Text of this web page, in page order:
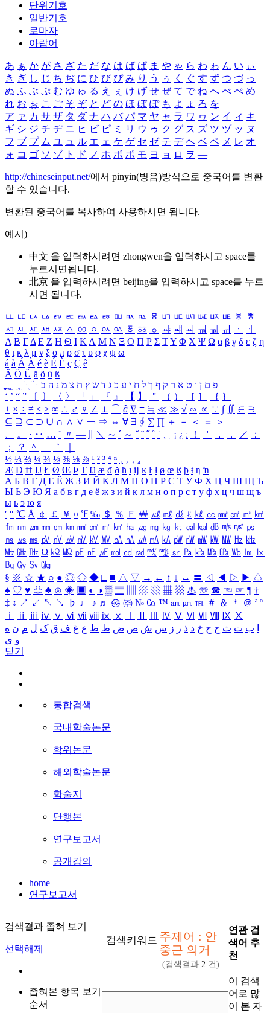
단위기호
일반기호
로마자
아랍어
あ ぁ か が さ ざ た だ な は ば ぱ ま や ゃ ら わ ゎ ん い ぃ
き ぎ し じ ち ぢ に ひ び ぴ み り う ぅ く ぐ す ず つ づ っ
ぬ ふ ぶ ぷ む ゆ ゅ る え ぇ け げ せ ぜ て で ね へ べ ぺ め
れ お ぉ こ ご そ ぞ と ど の ほ ぼ ぽ も よ ょ ろ を
ア ァ カ サ ザ タ ダ ナ ハ バ パ マ ヤ ャ ラ ワ ヮ ン イ ィ キ
ギ シ ジ チ ヂ ニ ヒ ビ ピ ミ リ ウ ゥ ク グ ス ズ ツ ヅ ッ ヌ
フ ブ プ ム ユ ュ ル エ ェ ケ ゲ セ ゼ テ デ ヘ ベ ペ メ レ オ
ォ コ ゴ ソ ゾ ト ド ノ ホ ボ ポ モ ヨ ョ ロ ヲ ―
http://chineseinput.net/에서 pinyin(병음)방식으로 중국어를 변환
할 수 있습니다.
변환된 중국어를 복사하여 사용하시면 됩니다.
예시)
中文 을 입력하시려면 zhongwen을 입력하시고 space를
누르시면됩니다.
北京 을 입력하시려면 beijing을 입력하시고 space를 누르
시면 됩니다.
ㅥ ㅦ ㅧ ㅨ ㅩ ㅪ ㅫ ㅬ ㅭ ㅮ ㅯ ㅰ ㅱ ㅲ ㅳ ㅴ ㅵ ㅶ ㅷ ㅸ
ㅹ
ㅺ ㅻ ㅼ ㅽ ㅾ ㅿ ㆀ ㆁ ㆂ ㆃ ㆄ ㆅ ㆆ ㆇ ㆈ ㆉ ㆊ ㆋ ㆌ ㆍ
ㆎ
Α Β ΓΔ Ε Ζ Η Θ Ι ΚΛ Μ Ν Ξ Ο Π Ρ Σ ΤΥ Φ Χ Ψ Ω α β γ δ ε ζ η
θ ι κ λ μ ν ξ ο π ρ σ τ υ φ χ ψ ω
á à Á À é è É È ç Ç ê
Ä Ö Ü ä ö ü ß
ִֶֹ ֻּ ׁׂ פ ם ן ו ט א ר ק ף ך ל ח י ע כ ג ד ש ץ ת צ מ נ ה ב
‘ ’ “ ” 〔 〕 〈 〉 「 」 『 』 【 】 ＂ （ ） ［ ］ ｛ ｝
± × ÷ ≠ ≤ ≥ ∞ ∴ ♂ ♀ ∠ ⊥ ⌒ ∂ ∇ ≡ ≒ ≪ ≫ √ ∽ ∝ ∵ ∫ ∬ ∈ ∋
⊆ ⊇ ⊂ ⊃ ∪ ∩ ∧ ∨ ￢ ⇒ ⇔ ∀ ∃ ∮ ∑ ∏ ＋ － ＜ ＝
＞
、
。 · ‥ … ¨ 〃 ― ＼ ∼ ´ ～ ˇ ˘ ˝ ˚ ˙ ¸ ¡ ¿ ː ！ ＇ ， ． ／
：
；
？ ＾ ｀
½ ⅓ ⅔ ¼ ¾ ⅛ ⅜ ⅝ ⅞ ¹ ² ³ ⁴ ⁿ ₁ ₂ ₃ ₄
Æ Ð Ħ Ĳ Ł Ø Œ Þ Ŧ Ŋ æ đ ð ħ ı ĳ ĸ ŀ ł ø œ ß þ ŧ ŋ ŉ
А Б В Г Д Е Ё Ж З И Й К Л М Н О П Р С Т У Ф Х Ц Ч Ш Щ Ъ
Ы Ь Э Ю Я а б в г д е ё ж з и й к л м н о п р с т у ф х ц ч ш щ ъ
ы ь э ю я
′ ″ ℃ Å ￠ ￡ ￥ ¤ ℉ ‰ ＄ ％ Ｆ ￦ ㎕ ㎖ ㎗ ℓ ㎘ ㏄ ㎣ ㎤ ㎥ ㎦
㎙ ㎚ ㎛ ㎜ ㎝ ㎞ ㎟ ㎠ ㎡ ㎢ ㏊ ㎍ ㎎ ㎏ ㏏ ㎈ ㎉ ㏈ ㎧ ㎨ ㎰
㎱ ㎲ ㎳ ㎴ ㎵ ㎶ ㎷ ㎸ ㎹ ㎀ ㎁ ㎂ ㎃ ㎄ ㎺ ㎻ ㎽ ㎾ ㎿ ㎐ ㎑
㎒ ㎓ ㎔ Ω ㏀ ㏁ ㎊ ㎋ ㎌ ㏖ ㏅ ㎭ ㎮ ㎯ ㏛ ㎩ ㎪ ㎫ ㎬ ㏝ ㏐
㏓
㏃ ㏉ ㏜ ㏆
§ ※ ☆ ★ ○ ● ◎ ◇ ◆ □ ■ △ ▽ → ← ↑ ↓ ↔ 〓 ◁ ◀ ▷ ▶ ♤
♠ ♡ ♥ ♧ ♣ ⊙ ◈ ▣ ◐ ◑ ▒ ▤ ▨ ▧ ▦ ▩ ♨ ☏ ☎ ☜ ☞ ¶ †
‡ ↕ ↗ ↙ ↖ ↘ ♭ ♩ ♪ ♬ ㉿ ㈜ № ㏇ ™ ㏂ ㏘ ℡ ＃ ＆ ＊ ＠ ª º
ⅰ
ⅱ ⅲ ⅳ ⅴ ⅵ ⅶ ⅷ ⅸ ⅹ Ⅳ Ⅴ Ⅵ Ⅶ Ⅷ Ⅸ Ⅹ
ب ت ث ج ح خ د ذ ر ز س ش ص ض ط ظ ع غ ف ق ک ل م ن ه
و ی
닫기
통합검색
국내학술논문
학위논문
해외학술논문
학술지
단행본
연구보고서
공개강의
home
연구보고서
검색결과 좁혀 보기
선택해제
좁혀본 항목 보기
순서
검색키워드 주제어 : 안
중근 의거
(검색결과 2 건)
연관 검
색어 추
천
이 검색
어로 많
이 본 자